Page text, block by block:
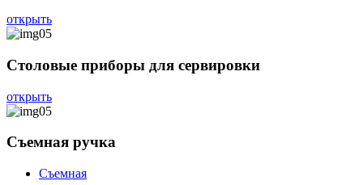
открыть
Столовые приборы для сервировки
открыть
Съемная ручка
Съемная